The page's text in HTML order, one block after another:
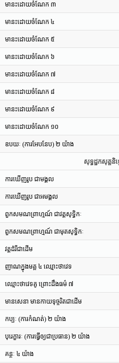
មានះដោយចំណែក ៣
មានះដោយចំណែក ៤
មានះដោយចំណែក ៥
មានះដោយចំណែក ៦
មានះដោយចំណែក ៧
មានះដោយចំណែក ៨
មានះដោយចំណែក ៩
មានះដោយចំណែក ១០
ឧបយៈ (ការអែបនែប) ២ យ៉ាង
សុទ្ធដ្ឋកសុត្តនិ
ការឃើញរូប ជាមង្គល
ការឃើញរូប ជាអមង្គល
ពួកសមណព្រាហ្មណ៍ ជាវត្តសុទ្ធិកៈ
ពួកសមណព្រាហ្មណ៍ ជាមុតសុទ្ធិកៈ
វត្តដំរីជាដើម
ញាណក្នុងមគ្គ ៤ ឈ្មោះថាវេទ
ឈ្មោះថាវេទគូ ព្រោះដឹងធម៌ ៧
មានសេនា មានកាយទុច្ចរិតជាដើម
កប្បៈ (ការកំណត់) ២ យ៉ាង
បុរេក្ខារៈ (ការធ្វើឲ្យជាប្រធាន) ២ យ៉ាង
គន្ថៈ ៤ យ៉ាង